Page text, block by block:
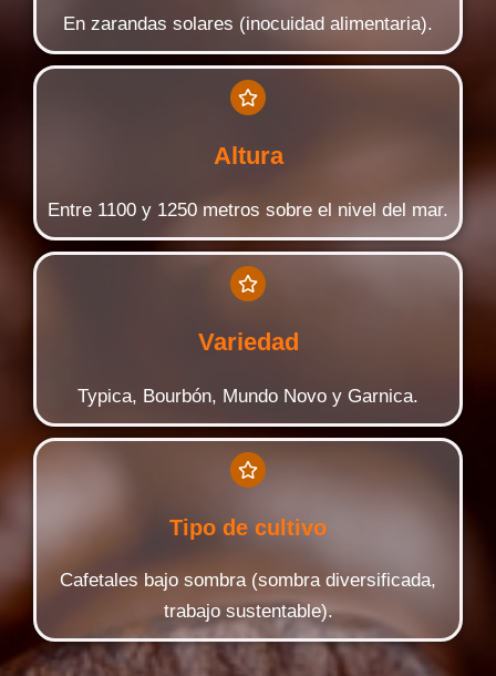
En zarandas solares (inocuidad alimentaria).
Altura
Entre 1100 y 1250 metros sobre el nivel del mar.
Variedad
Typica, Bourbón, Mundo Novo y Garnica.
Tipo de cultivo
Cafetales bajo sombra (sombra diversificada,
trabajo sustentable).